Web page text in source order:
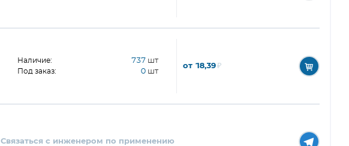
Наличие: 737 шт
Под заказ: 0 шт
от 18,39₽
Связаться с инженером по применению